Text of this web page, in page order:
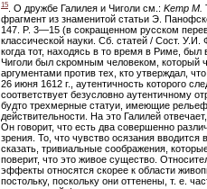
15 . О дружбе Галилея и Чиголи см.: Kemp M.
фрагмент из знаменитой статьи Э.
147. P. 3—15 (в сокращенном русском
классической науки. Сб. статей / Сост.
когда тот, находясь в то время в Риме,
Чиголи был скромным человеком, который
аргументами против тех, кто утверждал,
26 июня 1612 г., аутентичность которого
соответствует безусловно аутентичному
будто трехмерные статуи, имеющие
действительности. На это Галилей
Он говорит, что есть два совершенно
зрения. То, что чувство осязания
сказать, тривиальные соображения,
поверит, что это живое существо.
эффекты относятся скорее к области
постольку, поскольку они оттенены, т. е.